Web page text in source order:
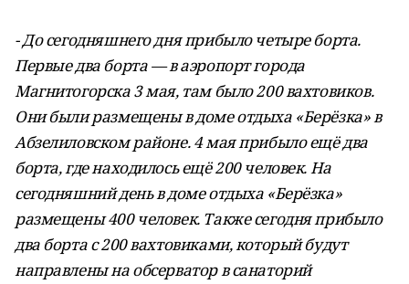
- До сегодняшнего дня прибыло четыре борта.
Первые два борта — в аэропорт города
Магнитогорска 3 мая, там было 200 вахтовиков.
Они были размещены в доме отдыха «Берёзка» в
Абзелиловском районе. 4 мая прибыло ещё два
борта, где находилось ещё 200 человек. На
сегодняшний день в доме отдыха «Берёзка»
размещены 400 человек. Также сегодня прибыло
два борта с 200 вахтовиками, который будут
направлены на обсерватор в санаторий